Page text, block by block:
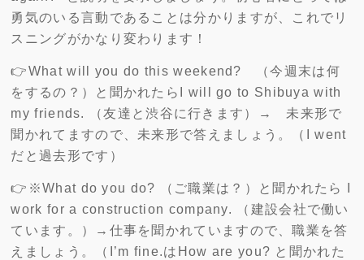
勇気のいる言動であることは分かりますが、これでリ
スニングがかなり変わります！
👉What will you do this weekend? （今週末は何
をするの？）と聞かれたらI will go to Shibuya with
my friends. （友達と渋谷に行きます）→ 未来形で
聞かれてますので、未来形で答えましょう。（I went
だと過去形です）
👉※What do you do? （ご職業は？）と聞かれたら I
work for a construction company. （建設会社で働い
ています。）→仕事を聞かれていますので、職業を答
えましょう。（I’m fine.はHow are you? と聞かれた